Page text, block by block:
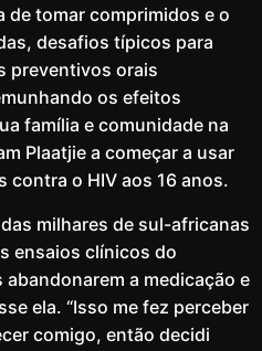
tomar comprimidos e o
desafios típicos para
preventivos orais
os efeitos
família e comunidade na
Plaatjie a começar a usar
contra o HIV aos 16 anos.
milhares de sul-africanas
ensaios clínicos do
abandonarem a medicação e
ela. “Isso me fez perceber
comigo, então decidi